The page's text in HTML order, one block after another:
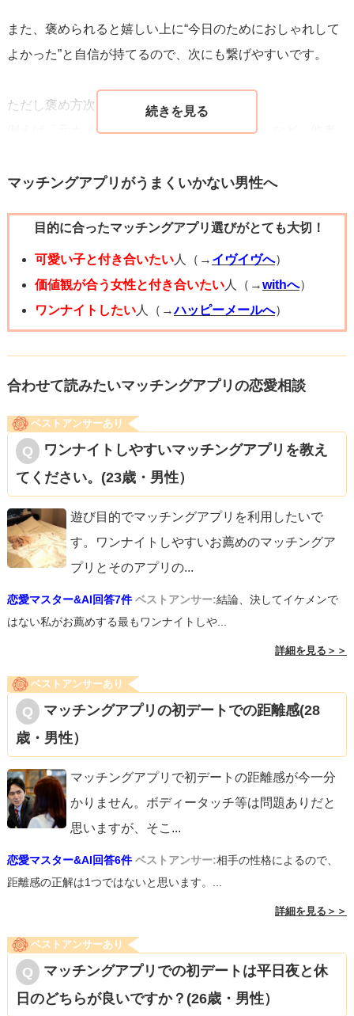
また、褒められると嬉しい上に“今日のためにおしゃれして
よかった”と自信が持てるので、次にも繋げやすいです。
ただし褒め方次第ではNGになることも。
例えば「元カノよりいい」「詐欺レベルだね」など、他者
りするのはあまりいい気がしません。
ご参考になりましたら幸いです。
マッチングアプリがうまくいかない男性へ
目的に合ったマッチングアプリ選びがとても大切！
可愛い子と付き合いたい人（→ イヴイヴへ）
価値観が合う女性と付き合いたい人（→withへ）
ワンナイトしたい人（→ハッピーメールへ）
合わせて読みたいマッチングアプリの恋愛相談
ベストアンサーあり
ワンナイトしやすいマッチングアプリを教え
てください。(23歳・男性）
遊び目的でマッチングアプリを利用したいで
す。ワンナイトしやすいお薦めのマッチングア
プリとそのアプリの...
恋愛マスター&AI回答7件 ベストアンサー:結論、決してイケメンで
はない私がお薦めする最もワンナイトしや...
詳細を見る＞＞
ベストアンサーあり
マッチングアプリの初デートでの距離感(28
歳・男性）
マッチングアプリで初デートの距離感が今一分
かりません。ボディータッチ等は問題ありだと
思いますが、そこ ...
恋愛マスター&AI回答6件 ベストアンサー:相手の性格によるので、
距離感の正解は1つではないと思います。...
詳細を見る＞＞
ベストアンサーあり
マッチングアプリでの初デートは平日夜と休
日のどちらが良いですか？(26歳・男性）